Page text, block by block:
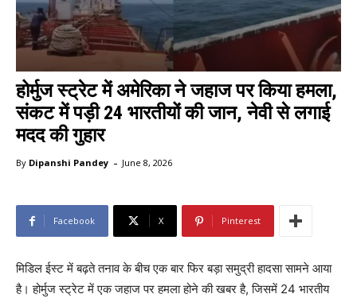
होर्मुज स्ट्रेट में अमेरिका ने जहाज पर किया हमला,
संकट में पड़ी 24 भारतीयों की जान, नेवी से लगाई
मदद की गुहार
By Dipanshi Pandey - June 8, 2026
Facebook X Pinterest
मिडिल ईस्ट में बढ़ते तनाव के बीच एक बार फिर बड़ा समुद्री हादसा सामने आया
है। होर्मुज स्ट्रेट में एक जहाज पर हमला होने की खबर है, जिसमें 24 भारतीय